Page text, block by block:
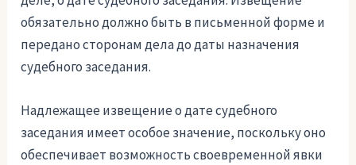
обязательно должно быть в письменной форме и
передано сторонам дела до даты назначения
судебного заседания.
Надлежащее извещение о дате судебного
заседания имеет особое значение, поскольку оно
обеспечивает возможность своевременной явки